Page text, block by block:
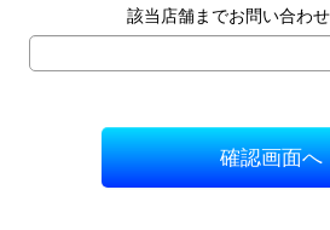
該当店舗までお問い合わせ
確認画面へ